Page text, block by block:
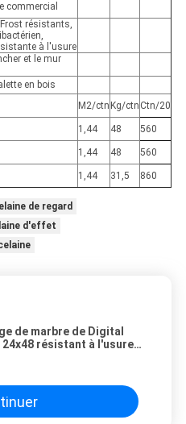
commercial
résistants,
à l'usure
et le mur
en bois
M2/ctn Kg/ctn Ctn/20
1,44 48
560
1,44 48
560
1,44 31,5 860
de regard
d'effet
de marbre de Digital
24x48 résistant à l'usure